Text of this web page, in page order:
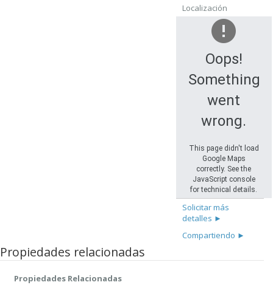
Localización
Oops!
Something
went
wrong.
This page didn't load
Google Maps
correctly. See the
JavaScript console
for technical details.
Solicitar más
detalles ►
Compartiendo ►
Propiedades relacionadas
Propiedades Relacionadas